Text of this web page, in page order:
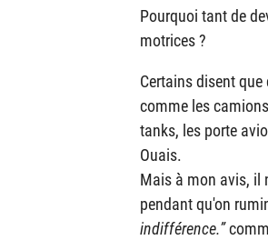
Pourquoi tant de
motrices ?
Certains disent
comme les
tanks, les porte
Ouais.
Mais à mon avis, il
pendant qu'on
indifférence.